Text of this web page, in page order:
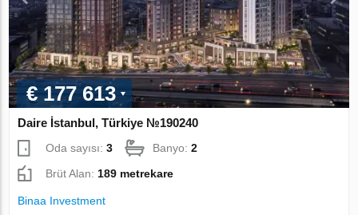
€ 177 613
Daire İstanbul, Türkiye №190240
Oda sayısı:3 Banyo:2
Brüt Alan: 189 metrekare
Binaa Investment